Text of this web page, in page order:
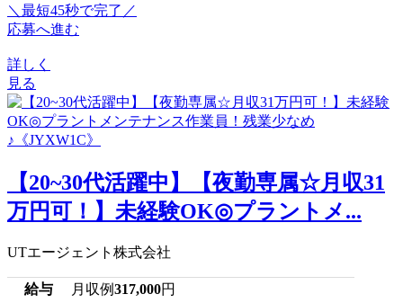
＼最短45秒で完了／
応募へ進む
詳しく
見る
【20~30代活躍中】【夜勤専属☆月収31
万円可！】未経験OK◎プラントメ...
UTエージェント株式会社
給与 月収例317,000円